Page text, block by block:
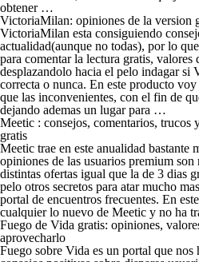
obtener …
VictoriaMilan: opiniones de la version
VictoriaMilan esta consiguiendo
actualidad(aunque no todas), por lo
para comentar la lectura gratis, valores
desplazandolo hacia el pelo indagar
correcta o nunca. En este producto
que las inconvenientes, con el fin de
dejando ademas un lugar para …
Meetic : consejos, comentarios, trucos
gratis
Meetic trae en este anualidad bastante
opiniones de las usuarios premium
distintas ofertas igual que la de 3 dias
pelo otros secretos para atar mucho
portal de encuentros frecuentes. En
cualquier lo nuevo de Meetic y no ha
Fuego de Vida gratis: opiniones,
aprovecharlo
Fuego sobre Vida es un portal que nos